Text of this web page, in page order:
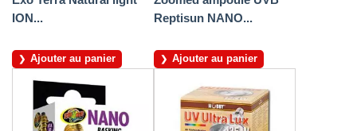
ION...
Ajouter au panier
Reptisun NANO...
Ajouter au panier